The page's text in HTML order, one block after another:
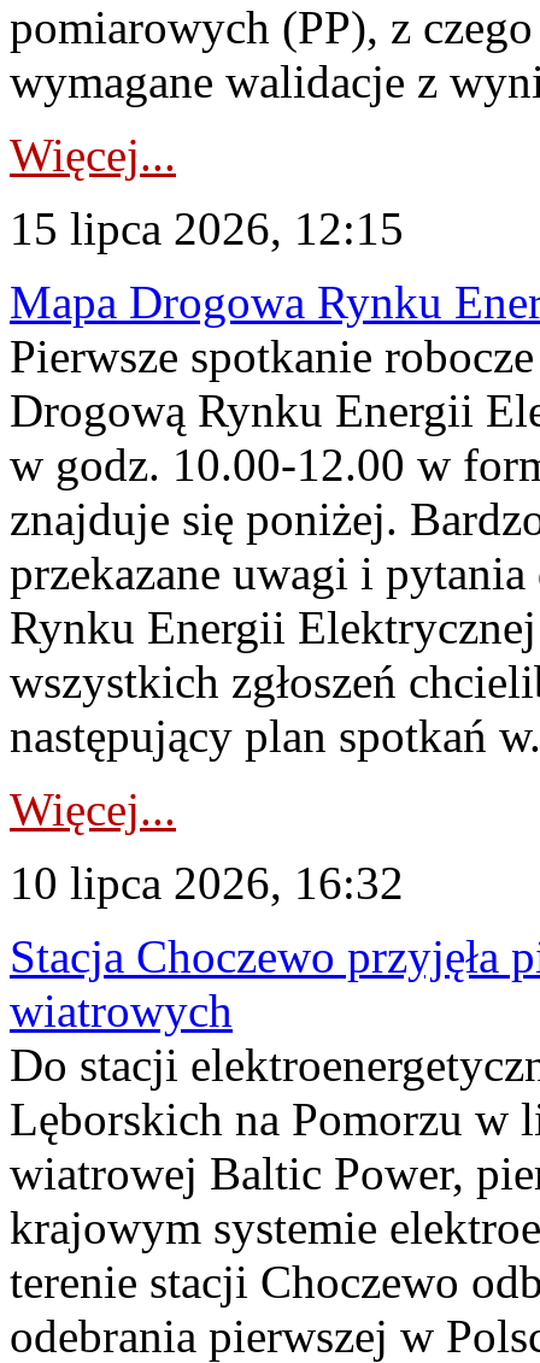
pomiarowych (PP), z
wymagane walidacje z
Więcej...
15 lipca 2026, 12:15
Mapa Drogowa Rynku
Pierwsze spotkanie
Drogową Rynku Energii
w godz. 10.00-12.00 w
znajduje się poniżej.
przekazane uwagi i
Rynku Energii
wszystkich zgłoszeń
następujący plan spotkań
Więcej...
10 lipca 2026, 16:32
Stacja Choczewo przyjęła
wiatrowych
Do stacji
Lęborskich na Pomorzu w
wiatrowej Baltic Power,
krajowym systemie
terenie stacji Choczewo
odebrania pierwszej w